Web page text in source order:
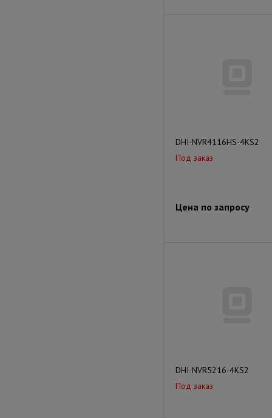
DHI-NVR4116HS-4KS2
Под заказ
Цена по запросу
DHI-NVR5216-4KS2
Под заказ